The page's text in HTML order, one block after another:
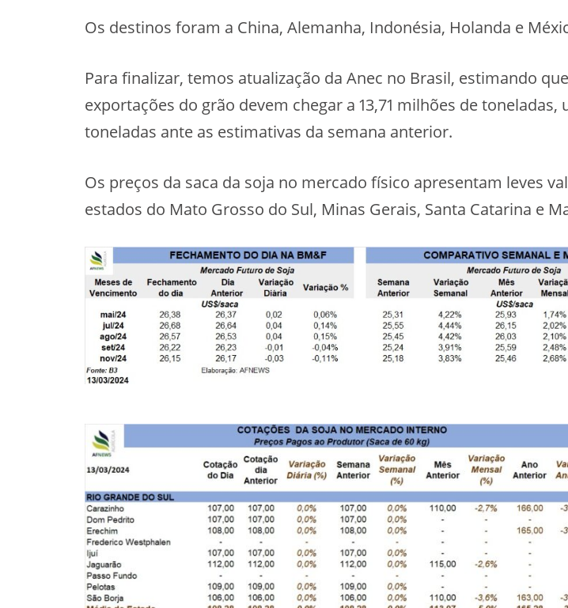
Os destinos foram a China, Alemanha, Indonésia, Holanda e
Para finalizar, temos atualização da Anec no Brasil, estimando
exportações do grão devem chegar a 13,71 milhões de toneladas,
toneladas ante as estimativas da semana anterior.
Os preços da saca da soja no mercado físico apresentam leves
estados do Mato Grosso do Sul, Minas Gerais, Santa Catarina e